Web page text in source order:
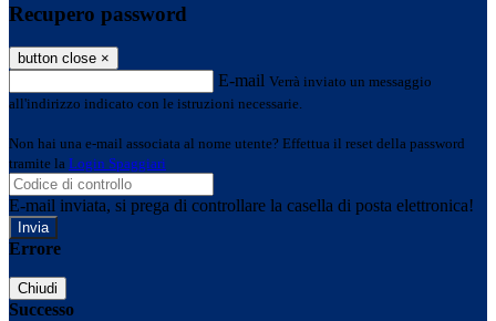
Recupero password
button close ×
E-mail Verrà inviato un messaggio
all'indirizzo indicato con le istruzioni necessarie.
Non hai una e-mail associata al nome utente? Effettua il reset della password
tramite la Login Spaggiari
E-mail inviata, si prega di controllare la casella di posta elettronica!
Errore
Chiudi
Successo